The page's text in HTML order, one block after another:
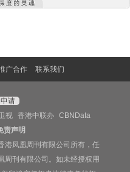
广合作 联系我们
请
视 香港中联办
CBNData
责声明
港凤凰周刊有限公司所有，任
周刊有限公司。如未经授权用